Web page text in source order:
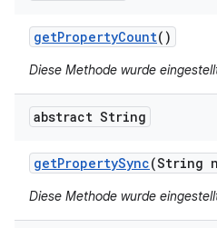
getPropertyCount()
Diese Methode wurde
abstract String
getPropertySync(String
Diese Methode wurde